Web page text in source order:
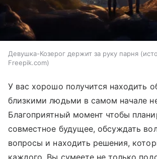
Девушка-Козерог держит за руку парня
Freepik.com
У вас хорошо получится находить
близкими людьми в самом начале
Благоприятный момент чтобы
совместное будущее, обсуждать
вопросы и находить решения,
каждого. Вы сумеете не только